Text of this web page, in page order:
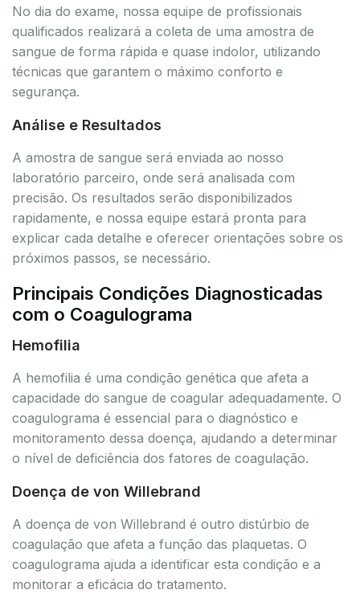
No dia do exame, nossa equipe de profissionais
qualificados realizará a coleta de uma amostra de
sangue de forma rápida e quase indolor, utilizando
técnicas que garantem o máximo conforto e
segurança.
Análise e Resultados
A amostra de sangue será enviada ao nosso
laboratório parceiro, onde será analisada com
precisão. Os resultados serão disponibilizados
rapidamente, e nossa equipe estará pronta para
explicar cada detalhe e oferecer orientações sobre os
próximos passos, se necessário.
Principais Condições Diagnosticadas
com o Coagulograma
Hemofilia
A hemofilia é uma condição genética que afeta a
capacidade do sangue de coagular adequadamente. O
coagulograma é essencial para o diagnóstico e
monitoramento dessa doença, ajudando a determinar
o nível de deficiência dos fatores de coagulação.
Doença de von Willebrand
A doença de von Willebrand é outro distúrbio de
coagulação que afeta a função das plaquetas. O
coagulograma ajuda a identificar esta condição e a
monitorar a eficácia do tratamento.